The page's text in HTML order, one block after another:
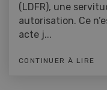
(LDFR), une
autorisation. Ce
acte j...
CONTINUER À LIRE